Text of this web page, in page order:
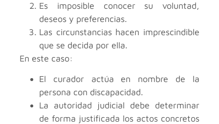
Es imposible conocer su voluntad,
deseos y preferencias.
Las circunstancias hacen imprescindible
que se decida por ella.
En este caso:
El curador actúa en nombre de la
persona con discapacidad.
La autoridad judicial debe determinar
de forma justificada los actos concretos